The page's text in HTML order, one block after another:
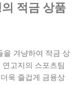
의 적금 상품
을 겨냥하여 적금 상
고지의 스포츠팀
욱 즐겁게 금융상